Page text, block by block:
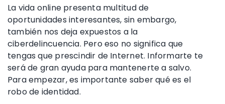
La vida online presenta multitud de
oportunidades interesantes, sin embargo,
también nos deja expuestos a la
ciberdelincuencia. Pero eso no significa que
tengas que prescindir de Internet. Informarte te
será de gran ayuda para mantenerte a salvo.
Para empezar, es importante saber qué es el
robo de identidad.